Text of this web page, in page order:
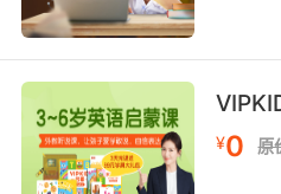
yesterday”，你不用立
went”。你只需要在接
的形式回应他：“Oh,
yesterday?What did
正确的说法，自己会调
不敢开口。 让输入变成
¥0 原